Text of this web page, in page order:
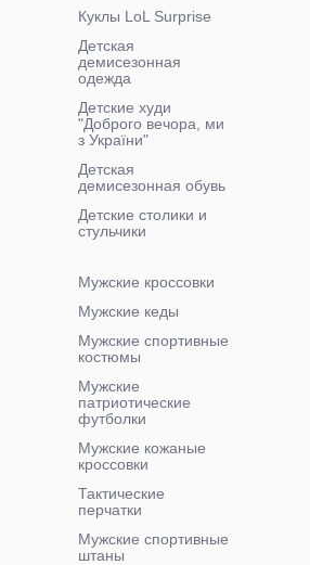
Куклы LoL Surprise
Детская
демисезонная
одежда
Детские худи
"Доброго вечора, ми
з України"
Детская
демисезонная обувь
Детские столики и
стульчики
Мужские кроссовки
Мужские кеды
Мужские спортивные
костюмы
Мужские
патриотические
футболки
Мужские кожаные
кроссовки
Тактические
перчатки
Мужские спортивные
штаны